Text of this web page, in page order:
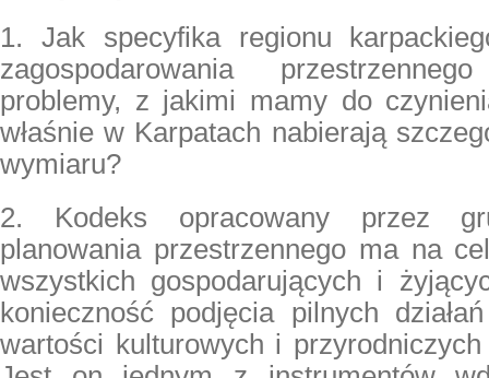
1. Jak specyfika regionu
zagospodarowania
problemy, z jakimi mamy do
właśnie w Karpatach nabierają
wymiaru?
2. Kodeks opracowany przez
planowania przestrzennego ma na
wszystkich gospodarujących i
konieczność podjęcia pilnych
wartości kulturowych i